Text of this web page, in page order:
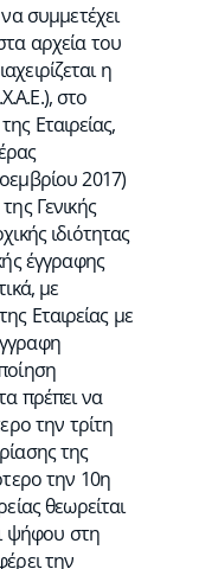
συμμετέχει
αρχεία του
η
στο
Εταιρείας,
2017)
Γενικής
ιδιότητας
έγγραφης
με
Εταιρείας με
πρέπει να
την τρίτη
της
την 10η
θεωρείται
ψήφου στη
την